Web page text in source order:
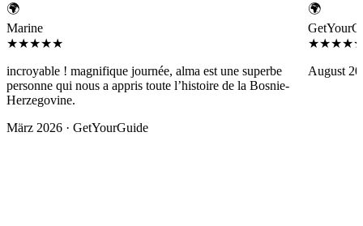
🌍
Marine
★★★★★
incroyable ! magnifique journée, alma est une superbe
personne qui nous a appris toute l’histoire de la Bosnie-
Herzegovine.
März 2026 · GetYourGuide
🌍
August